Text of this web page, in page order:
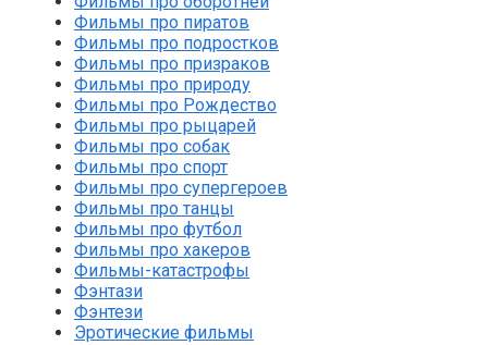
Фильмы про пиратов
Фильмы про подростков
Фильмы про призраков
Фильмы про природу
Фильмы про Рождество
Фильмы про рыцарей
Фильмы про собак
Фильмы про спорт
Фильмы про супергероев
Фильмы про танцы
Фильмы про футбол
Фильмы про хакеров
Фильмы-катастрофы
Фэнтази
Фэнтези
Эротические фильмы